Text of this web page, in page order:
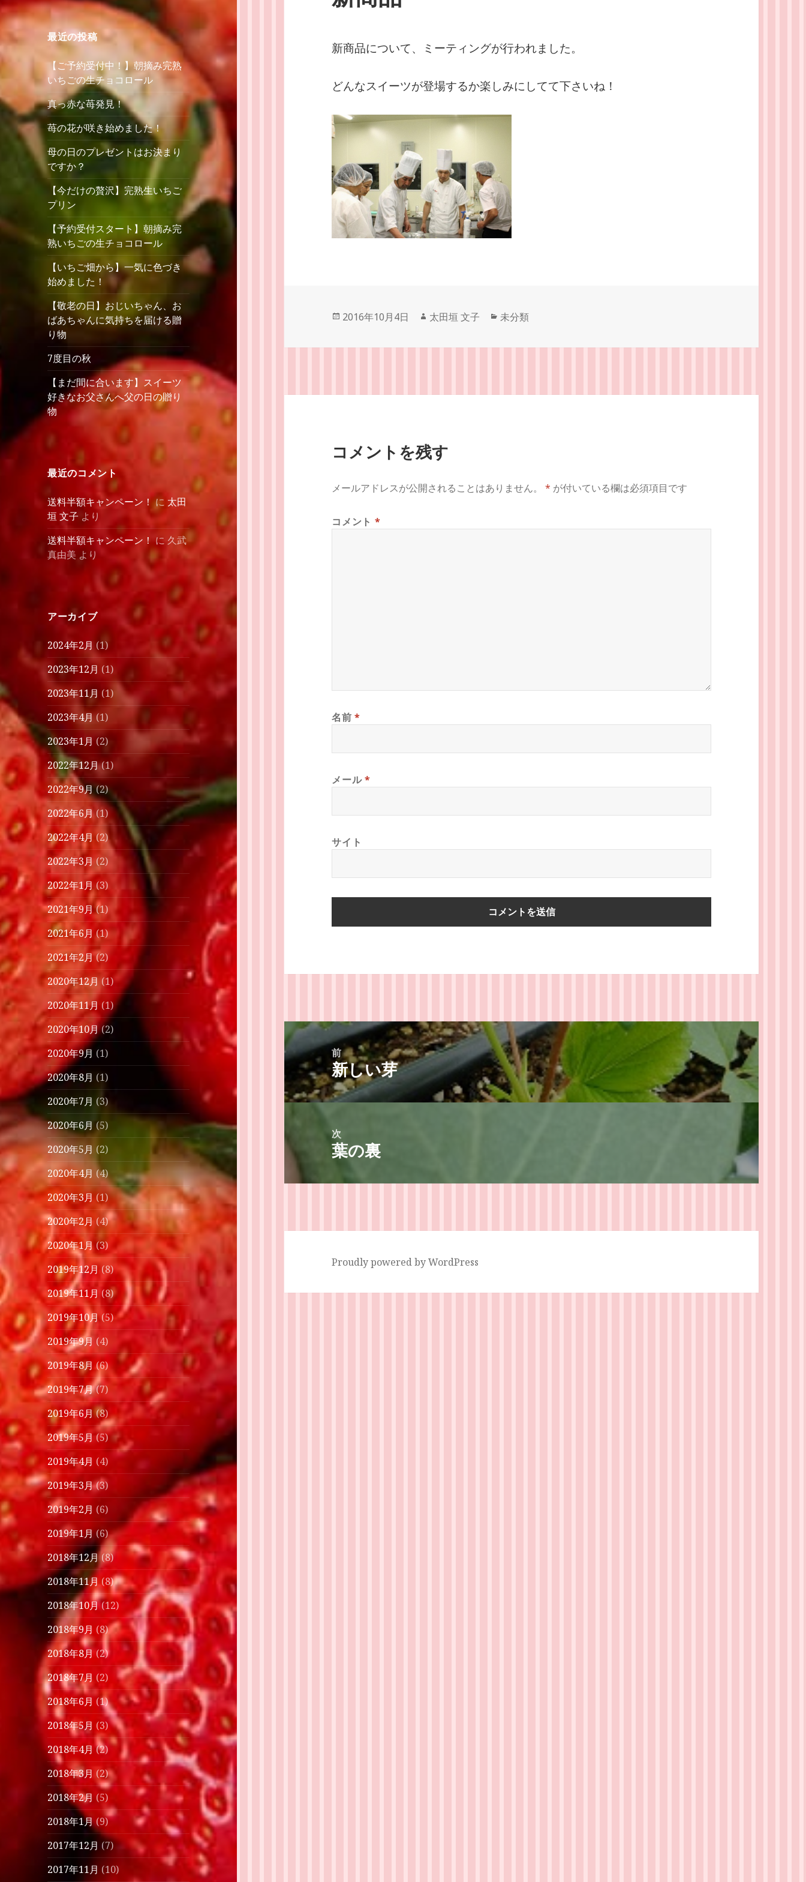
最近の投稿
【ご予約受付中！】朝摘み完熟
いちごの生チョコロール
真っ赤な苺発見！
苺の花が咲き始めました！
母の日のプレゼントはお決まり
ですか？
【今だけの贅沢】完熟生いちご
プリン
【予約受付スタート】朝摘み完
熟いちごの生チョコロール
【いちご畑から】一気に色づき
始めました！
【敬老の日】おじいちゃん、お
ばあちゃんに気持ちを届ける贈
り物
7度目の秋
【まだ間に合います】スイーツ
好きなお父さんへ父の日の贈り
物
最近のコメント
送料半額キャンペーン！に 太田
垣 文子 より
送料半額キャンペーン！に 久武
真由美 より
アーカイブ
2024年2月 (1)
2023年12月 (1)
2023年11月 (1)
2023年4月(1)
2023年1月 (2)
2022年12月(1)
2022年9月(2)
2022年6月(1)
2022年4月 (2)
2022年3月(2)
2022年1月(3)
2021年9月(1)
2021年6月 (1)
2021年2月(2)
2020年12月(1)
2020年11月 (1)
2020年10月(2)
2020年9月 (1)
2020年8月 (1)
2020年7月 (3)
2020年6月 (5)
2020年5月 (2)
2020年4月 (4)
2020年3月(1)
2020年2月 (4)
2020年1月 (3)
2019年12月 (8)
2019年11月 (8)
2019年10月(5)
2019年9月 (4)
2019年8月 (6)
2019年7月(7)
2019年6月(8)
2019年5月 (5)
2019年4月 (4)
2019年3月(3)
2019年2月 (6)
2019年1月(6)
2018年12月 (8)
2018年11月(8)
2018年10月(12)
2018年9月 (8)
2018年8月 (2)
2018年7月 (2)
2018年6月 (1)
2018年5月 (3)
2018年4月 (2)
2018年3月 (2)
2018年2月 (5)
2018年1月(9)
2017年12月 (7)
2017年11月 (10)
新商品について、ミーティングが行われました。
どんなスイーツが登場するか楽しみにしてて下さいね！
投
日:
2016年10月4日
作
者
太田垣 文子
カ
ゴ
未分類
コメントを残す
メールアドレスが公開されることはありません。 * が付いている欄は必須項目です
コメント *
名前*
メール*
サイト
投
稿
ビ
ゲ
シ
ョ
前
前
の
投
新しい芽
次
次
投
葉の裏
Proudly powered by WordPress